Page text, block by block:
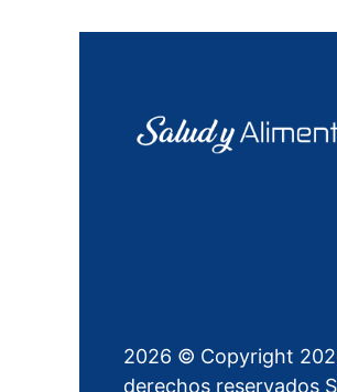
2026 © Copyright
derechos reservados